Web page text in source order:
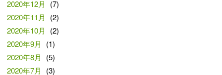
2020年12月
(7)
2020年11月
(2)
2020年10月
(2)
2020年9月
(1)
2020年8月
(5)
2020年7月
(3)